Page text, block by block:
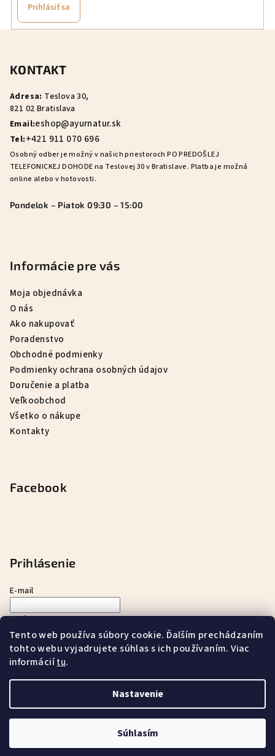
Tento web používa súbory cookie. Ďalším prechádzaním
tohto webu vyjadrujete súhlas s ich používaním. Viac
informáciítu.
Nastavenie
Súhlasím
Prihlásiť sa
KONTAKT
Adresa: Teslova 30,
821 02 Bratislava
Email:eshop@ayurnatur.sk
Tel:+421 911 070 696
Osobný odber je možný v našich priestoroch PO PREDOŠLEJ
TELEFONICKEJ DOHODE na Teslovej 30 v Bratislave. Platba je možná
online alebo v hotovosti.
Pondelok – Piatok 09:30 – 15:00
Informácie pre vás
Moja objednávka
O nás
Ako nakupovať
Poradenstvo
Obchodné podmienky
Podmienky ochrana osobných údajov
Doručenie a platba
Veľkoobchod
Všetko o nákupe
Kontakty
Facebook
Prihlásenie
E-mail
Heslo
Prihlásiť sa
Nová registráciaZabudnuté heslo
Vytvoril Shoptet